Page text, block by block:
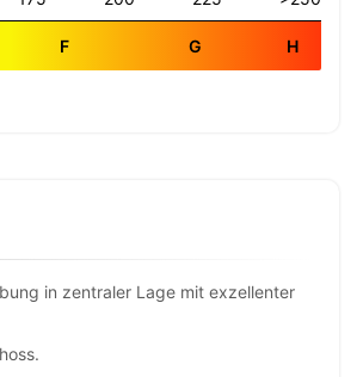
F G H
in zentraler Lage mit exzellenter